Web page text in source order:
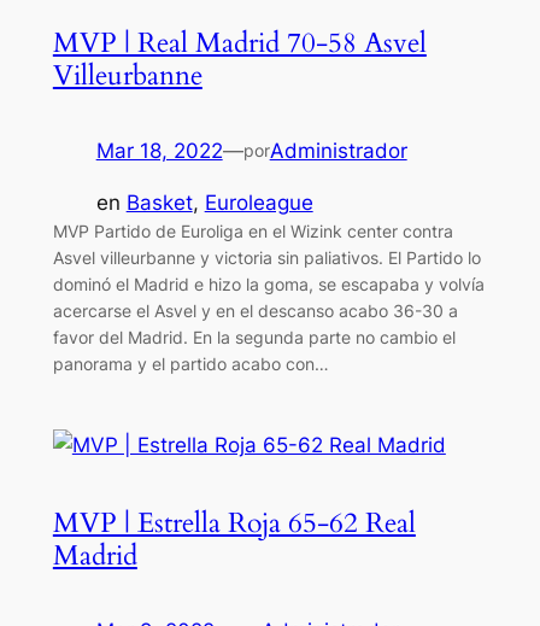
MVP | Real Madrid 70-58 Asvel
Villeurbanne
Mar 18, 2022—porAdministrador
en Basket, Euroleague
MVP Partido de Euroliga en el Wizink center contra
Asvel villeurbanne y victoria sin paliativos. El Partido lo
dominó el Madrid e hizo la goma, se escapaba y volvía
acercarse el Asvel y en el descanso acabo 36-30 a
favor del Madrid. En la segunda parte no cambio el
panorama y el partido acabo con…
MVP | Estrella Roja 65-62 Real
Madrid